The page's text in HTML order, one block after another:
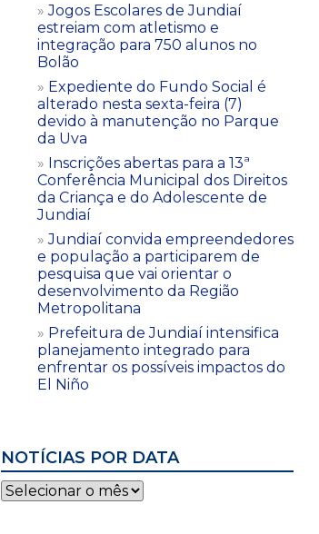
Jogos Escolares de Jundiaí
estreiam com atletismo e
integração para 750 alunos no
Bolão
Expediente do Fundo Social é
alterado nesta sexta-feira (7)
devido à manutenção no Parque
da Uva
Inscrições abertas para a 13ª
Conferência Municipal dos Direitos
da Criança e do Adolescente de
Jundiaí
Jundiaí convida empreendedores
e população a participarem de
pesquisa que vai orientar o
desenvolvimento da Região
Metropolitana
Prefeitura de Jundiaí intensifica
planejamento integrado para
enfrentar os possíveis impactos do
El Niño
NOTÍCIAS POR DATA
Notícias
por